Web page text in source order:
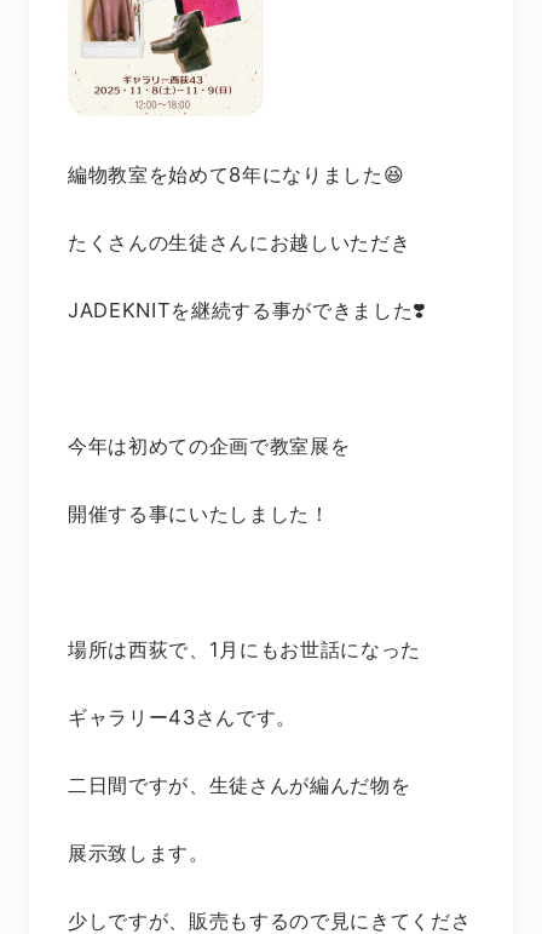
編物教室を始めて8年になりました😆
たくさんの生徒さんにお越しいただき
JADEKNITを継続する事ができました❣️
今年は初めての企画で教室展を
開催する事にいたしました！
場所は西荻で、1月にもお世話になった
ギャラリー43さんです。
二日間ですが、生徒さんが編んだ物を
展示致します。
少しですが、販売もするので見にきてくださ